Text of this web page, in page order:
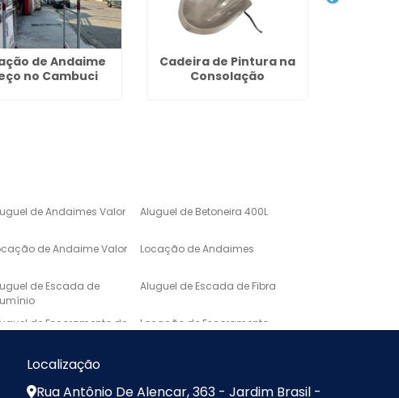
de Andaime
no Cambuci
Cadeira de Pintura na
Consolação
de Andaimes Valor Aluguel de Betoneira 400L
de Andaime Valor Locação de Andaimes
de Escada de
Aluguel de Escada de Fibra
de Escoramento de
Locação de Escoramento
de Mármore para
Localização
Rua Antônio De Alencar, 363 - Jardim Brasil -